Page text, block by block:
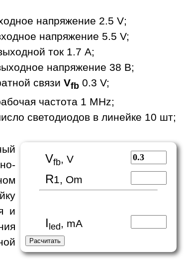
напряжение 2.5 V;
напряжение 5.5 V;
ток 1.7 A;
напряжение 38 В;
связи Vfb 0.3 V;
частота 1 MHz;
светодиодов в линейке 10 шт;
Vfb, V
R1, Om
Iled, mA
и